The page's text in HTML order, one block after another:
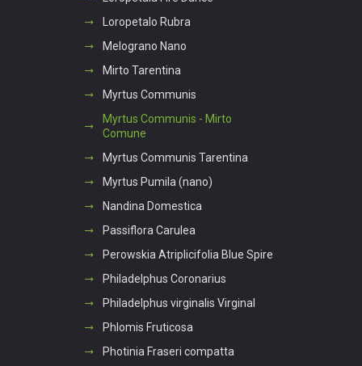
Loropetalo Rubra
Melograno Nano
Mirto Tarentina
Myrtus Communis
Myrtus Communis - Mirto
Comune
Myrtus Communis Tarentina
Myrtus Pumila (nano)
Nandina Domestica
Passiflora Carulea
Perowskia Atriplicifolia Blue Spire
Philadelphus Coronarius
Philadelphus virginalis Virginal
Phlomis Fruticosa
Photinia Fraseri compatta